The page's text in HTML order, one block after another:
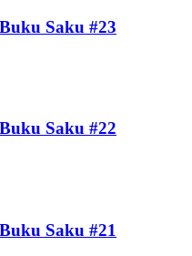
Saku #23
Saku #22
Saku #21